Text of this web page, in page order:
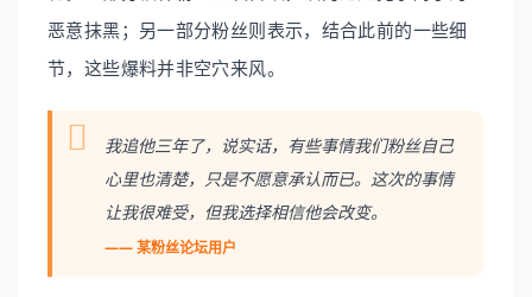
恶意抹黑；另一部分粉丝则表示，结合此前的一些细
节，这些爆料并非空穴来风。
我追他三年了，说实话，有些事情我们粉丝自己
心里也清楚，只是不愿意承认而已。这次的事情
让我很难受，但我选择相信他会改变。
—— 某粉丝论坛用户